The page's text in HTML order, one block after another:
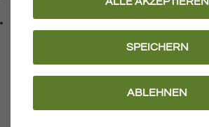
Adresse:
Wichtige Links
SPEICHERN
ABLEHNEN